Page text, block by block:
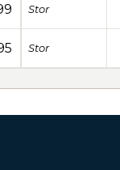
Stor
Stor